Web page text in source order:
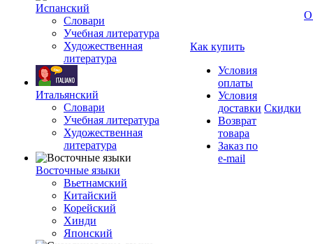
Испанский
Словари
Учебная литература
Художественная
литература
Итальянский
Словари
Учебная литература
Художественная
литература
Восточные языки
Вьетнамский
Китайский
Корейский
Хинди
Японский
Как купить
Условия
оплаты
Условия
доставки
Возврат
товара
Заказ по
e-mail
Скидки
О